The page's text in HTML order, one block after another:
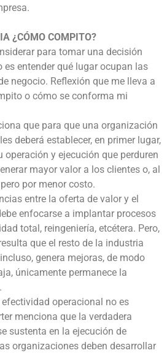
¿CÓMO COMPITO?
para tomar una decisión
entender qué lugar ocupan las
negocio. Reflexión que me lleva a
o cómo se conforma mi
que para que una organización
deberá establecer, en primer lugar,
operación y ejecución que perduren
mayor valor a los clientes o, al
por menor costo.
entre la oferta de valor y el
enfocarse a implantar procesos
total, reingeniería, etcétera. Pero,
que el resto de la industria
genera mejoras, de modo
únicamente permanece la
operacional no es
menciona que la verdadera
sustenta en la ejecución de
organizaciones deben desarrollar